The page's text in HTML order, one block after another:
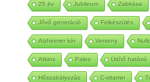
25 év Jubileum Zabkása
Jővő generáció Felkészülés
Alzheimer kór Verseny
Atkins Paleo Üdítő hatású
Hőszabályozás C-vitamin